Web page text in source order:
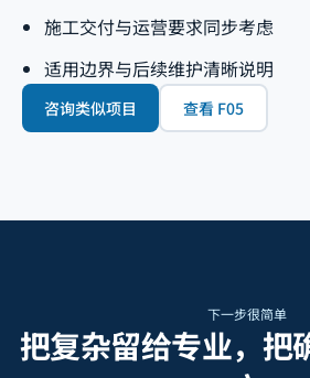
施工交付与运营要求同步考虑
适用边界与后续维护清晰说明
咨询类似项目 查看 F05
下一步很简单
把复杂留给专业，把